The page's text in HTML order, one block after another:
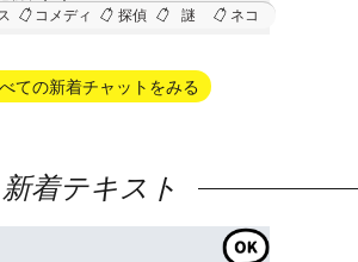
コメディ 探偵 謎 ネコ
ての新着チャットをみる
新着テキスト